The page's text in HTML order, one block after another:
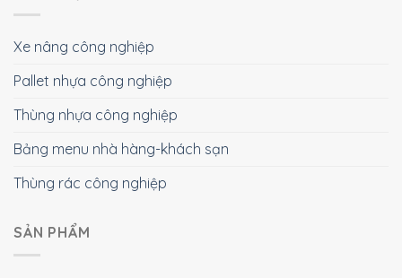
Xe nâng công nghiệp
Pallet nhựa công nghiệp
Thùng nhựa công nghiệp
Bảng menu nhà hàng-khách sạn
Thùng rác công nghiệp
SẢN PHẨM